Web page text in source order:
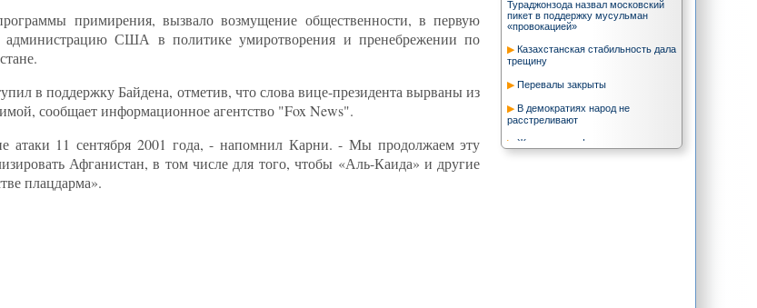
Тураджонзода назвал московский
пикет в поддержку мусульман
«провокацией»
Казахстанская стабильность дала
трещину
Перевалы закрыты
В демократиях народ не
расстреливают
Жанаозен: нефть, спецназ и
примирения, вызвало возмущение общественности, в первую
администрацию США в политике умиротворения и пренебрежении по
в поддержку Байдена, отметив, что слова вице-президента вырваны из
сообщает информационное агентство "Fox News".
атаки 11 сентября 2001 года, - напомнил Карни. - Мы продолжаем эту
Афганистан, в том числе для того, чтобы «Аль-Каида» и другие
плацдарма».